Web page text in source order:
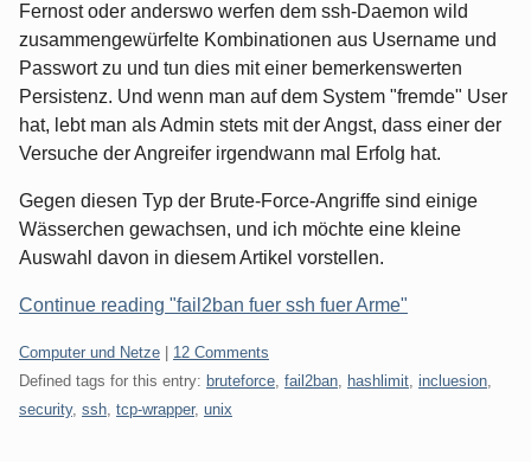
Fernost oder anderswo werfen dem ssh-Daemon wild
zusammengewürfelte Kombinationen aus Username und
Passwort zu und tun dies mit einer bemerkenswerten
Persistenz. Und wenn man auf dem System "fremde" User
hat, lebt man als Admin stets mit der Angst, dass einer der
Versuche der Angreifer irgendwann mal Erfolg hat.
Gegen diesen Typ der Brute-Force-Angriffe sind einige
Wässerchen gewachsen, und ich möchte eine kleine
Auswahl davon in diesem Artikel vorstellen.
Continue reading "fail2ban fuer ssh fuer Arme"
Categories:
Computer und Netze
12 Comments
Defined tags for this entry: bruteforce, fail2ban, hashlimit, incluesion,
security, ssh, tcp-wrapper, unix